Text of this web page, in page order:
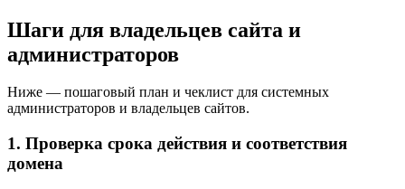
Шаги для владельцев сайта и
администраторов
Ниже — пошаговый план и чеклист для системных
администраторов и владельцев сайтов.
1. Проверка срока действия и соответствия
домена